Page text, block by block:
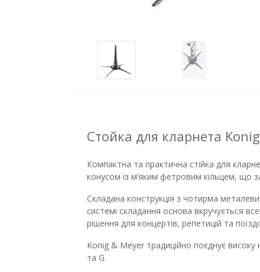
Стойка для кларнета
Компактна та практична стійка для
конусом із м’яким фетровим кільцем, що
Складана конструкція з чотирма
системі складання основа вкручується
рішення для концертів, репетицій та
Konig & Meyer традиційно поєднує високу
та G.